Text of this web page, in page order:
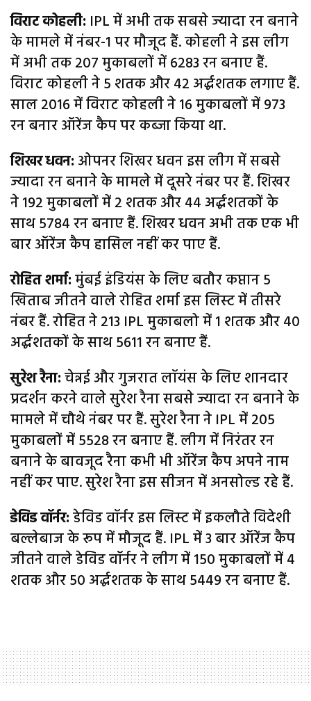
विराट कोहली: IPL में अभी तक सबसे ज्यादा रन बनाने
के मामले में नंबर-1 पर मौजूद हैं. कोहली ने इस लीग
में अभी तक 207 मुकाबलों में 6283 रन बनाए हैं.
विराट कोहली ने 5 शतक और 42 अर्द्धशतक लगाए हैं.
साल 2016 में विराट कोहली ने 16 मुकाबलों में 973
रन बनार ऑरेंज कैप पर कब्जा किया था.
शिखर धवन:ओपनर शिखर धवन इस लीग में सबसे
ज्यादा रन बनाने के मामले में दूसरे नंबर पर हैं. शिखर
ने 192 मुकाबलों में 2 शतक और 44 अर्द्धशतकों के
साथ 5784 रन बनाए हैं. शिखर धवन अभी तक एक भी
बार ऑरेंज कैप हासिल नहीं कर पाए हैं.
रोहित शर्मा:मुंबई इंडियंस के लिए बतौर कप्तान 5
खिताब जीतने वाले रोहित शर्मा इस लिस्ट में तीसरे
नंबर हैं. रोहित ने 213 IPL मुकाबलो में 1 शतक और 40
अर्द्धशतकों के साथ 5611 रन बनाए हैं.
सुरेश रैना:चेन्नई और गुजरात लॉयंस के लिए शानदार
प्रदर्शन करने वाले सुरेश रैना सबसे ज्यादा रन बनाने के
मामले में चौथे नंबर पर हैं. सुरेश रैना ने IPL में 205
मुकाबलों में 5528 रन बनाए हैं. लीग में निरंतर रन
बनाने के बावजूद रैना कभी भी ऑरेंज कैप अपने नाम
नहीं कर पाए. सुरेश रैना इस सीजन में अनसोल्ड रहे हैं.
डेविड वॉर्नर:डेविड वॉर्नर इस लिस्ट में इकलौते विदेशी
बल्लेबाज के रूप में मौजूद हैं. IPL में 3 बार ऑरेंज कैप
जीतने वाले डेविड वॉर्नर ने लीग में 150 मुकाबलों में 4
शतक और 50 अर्द्धशतक के साथ 5449 रन बनाए हैं.